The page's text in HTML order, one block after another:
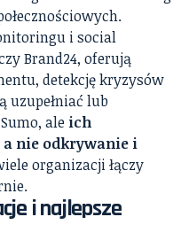
i social
Brand24, oferują
detekcję kryzysów
uzupełniać lub
ale ich
nie odkrywanie i
organizacji łączy
i najlepsze